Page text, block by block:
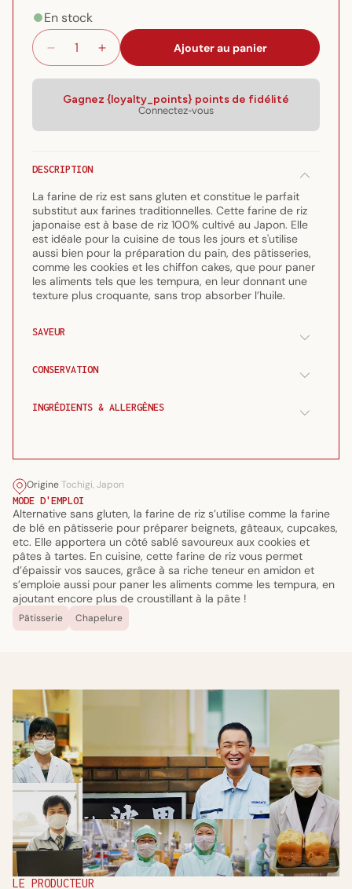
}}: En stock
Réduire
la
de
-
de
pour
tempura
et
gâteaux
220g
Augmenter
la
de
Komeko
-
pour
tempura
et
gâteaux
220g
Ajouter au panier
Gagnez {loyalty_points} points de fidélité
Connectez-vous
DESCRIPTION
La farine de riz est sans gluten et constitue le parfait
substitut aux farines traditionnelles. Cette farine de riz
japonaise est à base de riz 100% cultivé au Japon. Elle
est idéale pour la cuisine de tous les jours et s'utilise
aussi bien pour la préparation du pain, des pâtisseries,
comme les cookies et les chiffon cakes, que pour paner
les aliments tels que les tempura, en leur donnant une
texture plus croquante, sans trop absorber l’huile.
SAVEUR
CONSERVATION
INGRÉDIENTS & ALLERGÈNES
Origine Tochigi, Japon
MODE D'EMPLOI
Alternative sans gluten, la farine de riz s’utilise comme la farine
de blé en pâtisserie pour préparer beignets, gâteaux, cupcakes,
etc. Elle apportera un côté sablé savoureux aux cookies et
pâtes à tartes. En cuisine, cette farine de riz vous permet
d’épaissir vos sauces, grâce à sa riche teneur en amidon et
s’emploie aussi pour paner les aliments comme les tempura, en
ajoutant encore plus de croustillant à la pâte !
Pâtisserie Chapelure
LE PRODUCTEUR